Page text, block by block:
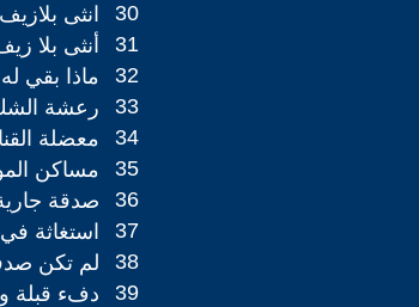
انثى بلازيف 2
30
أنثى بلا زيف
31
ماذا بقي
32
رعشة
33
معضلة
34
مساكن
35
صدقة
36
استغاثة
37
لم تكن
38
دفء قبلة
39